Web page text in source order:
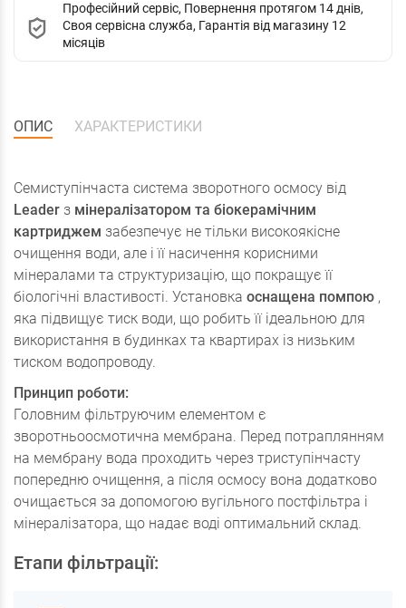
Професійний сервіс, Повернення протягом 14 днів,
Своя сервісна служба, Гарантія від магазину 12
місяців
ОПИС ХАРАКТЕРИСТИКИ
Семиступінчаста система зворотного осмосу від
Leader з мінералізатором та біокерамічним
картриджем забезпечує не тільки високоякісне
очищення води, але і її насичення корисними
мінералами та структуризацію, що покращує її
біологічні властивості. Установка оснащена помпою ,
яка підвищує тиск води, що робить її ідеальною для
використання в будинках та квартирах із низьким
тиском водопроводу.
Принцип роботи:
Головним фільтруючим елементом є
зворотньоосмотична мембрана. Перед потраплянням
на мембрану вода проходить через триступінчасту
попередню очищення, а після осмосу вона додатково
очищається за допомогою вугільного постфільтра і
мінералізатора, що надає воді оптимальний склад.
Етапи фільтрації: